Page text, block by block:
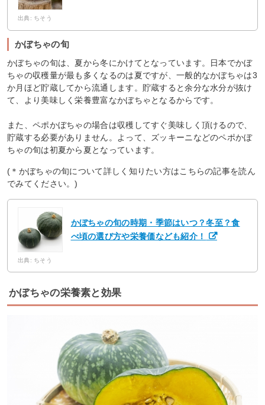
出典: ちそう
かぼちゃの旬
かぼちゃの旬は、夏から冬にかけてとなっています。日本でかぼ
ちゃの収穫量が最も多くなるのは夏ですが、一般的なかぼちゃは3
か月ほど貯蔵してから流通します。貯蔵すると余分な水分が抜け
て、より美味しく栄養豊富なかぼちゃとなるからです。
また、ペポかぼちゃの場合は収穫してすぐ美味しく頂けるので、
貯蔵する必要がありません。よって、ズッキーニなどのペポかぼ
ちゃの旬は初夏から夏となっています。
(＊かぼちゃの旬について詳しく知りたい方はこちらの記事を読ん
でみてください。)
かぼちゃの旬の時期・季節はいつ？冬至？食
べ頃の選び方や栄養価なども紹介！
出典: ちそう
かぼちゃの栄養素と効果